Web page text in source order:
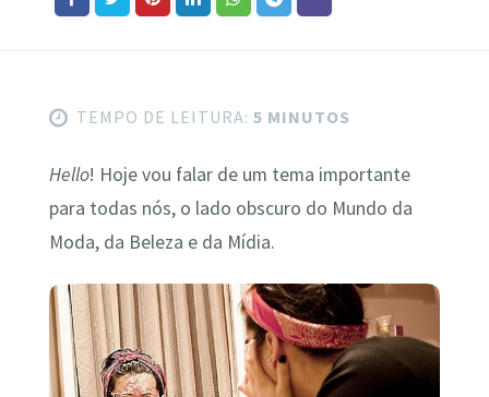
TEMPO DE LEITURA: 5 MINUTOS
Hello! Hoje vou falar de um tema importante
para todas nós, o lado obscuro do Mundo da
Moda, da Beleza e da Mídia.